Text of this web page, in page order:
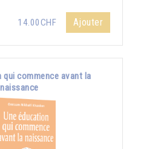
14.00CHF
Ajouter
qui commence avant la
naissance